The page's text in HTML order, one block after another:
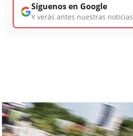
Síguenos en Google
Y verás antes nuestras noticias